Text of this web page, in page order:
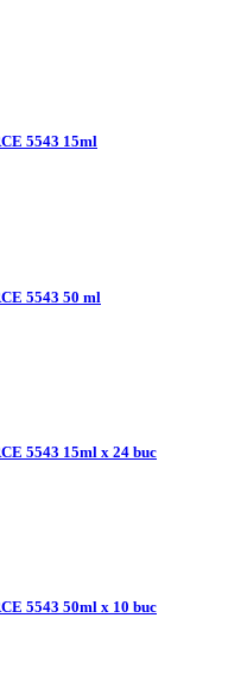
5543 15ml
5543 50 ml
5543 15ml x 24 buc
5543 50ml x 10 buc